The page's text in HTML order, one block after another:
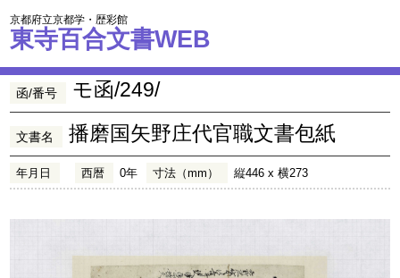
京都府立京都学・歴彩館
東寺百合文書WEB
函/番号 モ函/249/
文書名 播磨国矢野庄代官職文書包紙
年月日 西暦 0年 寸法（mm） 縦446 x 横273